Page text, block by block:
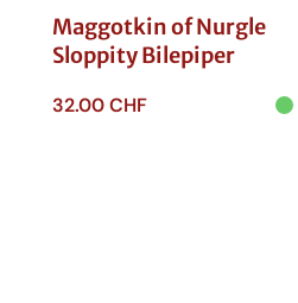
Maggotkin of Nurgle
Sloppity Bilepiper
32.00CHF